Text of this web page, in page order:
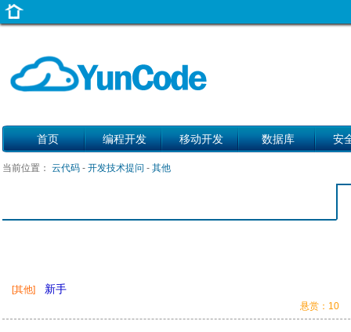
首页 编程开发 移动开发 数据库 安
当前位置： 云代码 - 开发技术提问 - 其他
[其他] 新手
悬赏：10